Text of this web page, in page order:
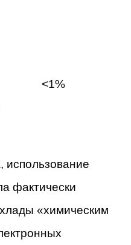
<1%
использование
фактически
«химическим